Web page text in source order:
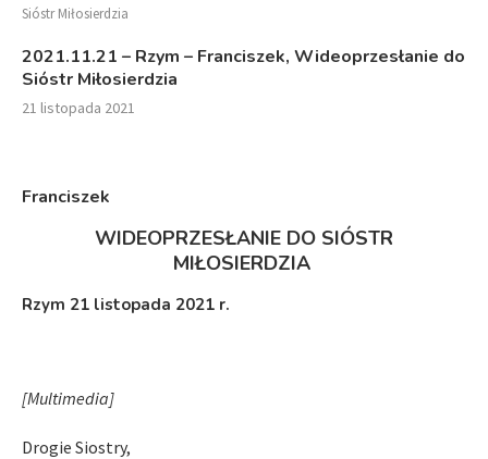
Sióstr Miłosierdzia
2021.11.21 – Rzym – Franciszek, Wideoprzesłanie do
Sióstr Miłosierdzia
21 listopada 2021
Franciszek
WIDEOPRZESŁANIE DO SIÓSTR
MIŁOSIERDZIA
Rzym 21 listopada 2021 r.
[Multimedia]
Drogie Siostry,